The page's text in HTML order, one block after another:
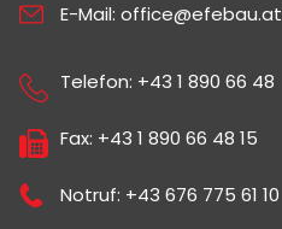
E-Mail: office@efebau.at
Telefon: +43 1 890 66 48
Fax: +43 1 890 66 48 15
Notruf: +43 676 775 61 10